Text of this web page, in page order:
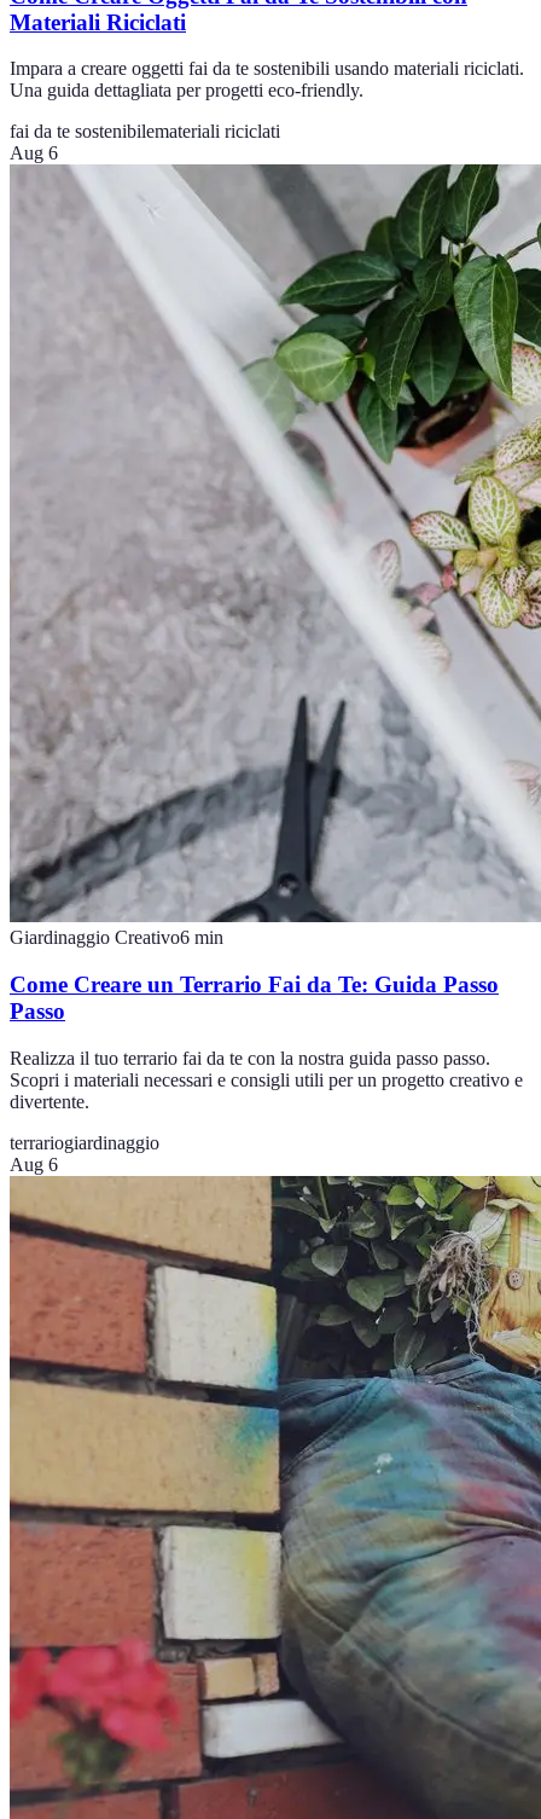
Materiali Riciclati
Impara a creare oggetti fai da te sostenibili usando materiali riciclati.
Una guida dettagliata per progetti eco-friendly.
fai da te sostenibilemateriali riciclati
Aug 6
Giardinaggio Creativo6 min
Come Creare un Terrario Fai da Te: Guida Passo
Passo
Realizza il tuo terrario fai da te con la nostra guida passo passo.
Scopri i materiali necessari e consigli utili per un progetto creativo e
divertente.
terrariogiardinaggio
Aug 6